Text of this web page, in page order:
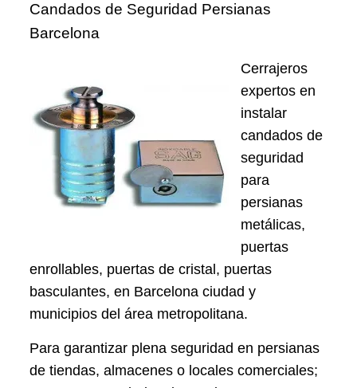
Candados de Seguridad Persianas
Barcelona
Cerrajeros
expertos en
instalar
candados de
seguridad
para
persianas
metálicas,
puertas
enrollables, puertas de cristal, puertas
basculantes, en Barcelona ciudad y
municipios del área metropolitana.
Para garantizar plena seguridad en persianas
de tiendas, almacenes o locales comerciales;